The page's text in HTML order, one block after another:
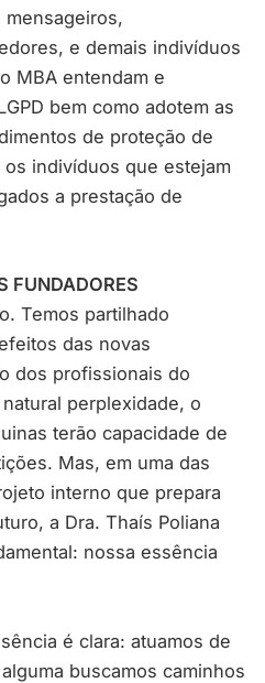
e demais indivíduos
MBA entendam e
bem como adotem as
de proteção de
indivíduos que estejam
a prestação de
FUNDADORES
Temos partilhado
das novas
dos profissionais do
perplexidade, o
terão capacidade de
Mas, em uma das
interno que prepara
a Dra. Thaís Poliana
nossa essência
é clara: atuamos de
buscamos caminhos